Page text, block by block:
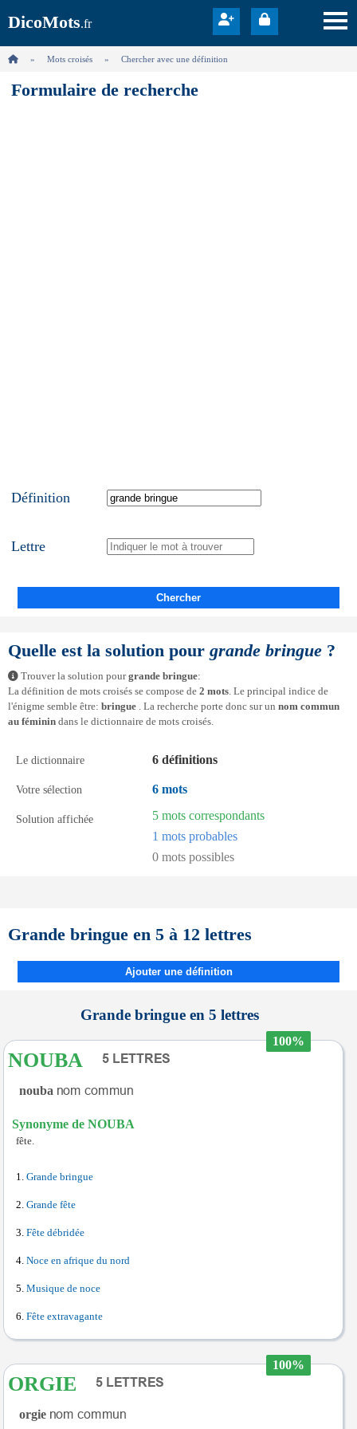
DicoMots.fr
Mots croisés Chercher avec une définition
Formulaire de recherche
Définition
Lettre
Chercher
Quelle est la solution pour grande bringue ?
Trouver la solution pourgrande bringue:
La définition de mots croisés se compose de 2 mots. Le principal indice de
l'énigme semble être: bringue . La recherche porte donc sur un nom commun
au féminin dans le dictionnaire de mots croisés.
Le dictionnaire 6 définitions
Votre sélection 6 mots
Solution affichée
5 mots correspondants
1 mots probables
0 mots possibles
Grande bringue en 5 à 12 lettres
Ajouter une définition
Grande bringue en 5 lettres
100%
NOUBA
nouba
Synonyme de NOUBA
fête.
Grande bringue
Grande fête
Fête débridée
Noce en afrique du nord
Musique de noce
Fête extravagante
100%
ORGIE
orgie